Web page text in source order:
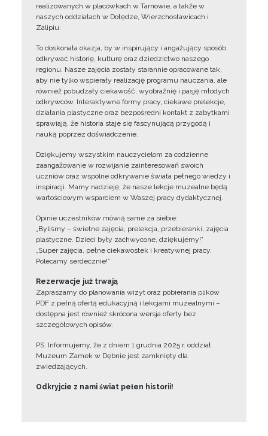
realizowanych w placówkach w Tarnowie, a także w
naszych oddziałach w Dołędze, Wierzchosławicach i
Zalipiu.
To doskonała okazja, by w inspirujący i angażujący sposób
odkrywać historię, kulturę oraz dziedzictwo naszego
regionu. Nasze zajęcia zostały starannie opracowane tak,
aby nie tylko wspierały realizację programu nauczania, ale
również pobudzały ciekawość, wyobraźnię i pasję młodych
odkrywców. Interaktywne formy pracy, ciekawe prelekcje,
działania plastyczne oraz bezpośredni kontakt z zabytkami
sprawiają, że historia staje się fascynującą przygodą i
nauką poprzez doświadczenie.
Dziękujemy wszystkim nauczycielom za codzienne
zaangażowanie w rozwijanie zainteresowań swoich
uczniów oraz wspólne odkrywanie świata pełnego wiedzy i
inspiracji. Mamy nadzieję, że nasze lekcje muzealne będą
wartościowym wsparciem w Waszej pracy dydaktycznej.
Opinie uczestników mówią same za siebie:
„Byliśmy – świetne zajęcia, prelekcja, przebieranki, zajęcia
plastyczne. Dzieci były zachwycone, dziękujemy!”
„Super zajęcia, pełne ciekawostek i kreatywnej pracy.
Polecamy serdecznie!”
Rezerwacje już trwają
Zapraszamy do planowania wizyt oraz pobierania plików
PDF z pełną ofertą edukacyjną i lekcjami muzealnymi –
dostępna jest również skrócona wersja oferty bez
szczegółowych opisów.
PS. Informujemy, że z dniem 1 grudnia 2025 r. oddział
Muzeum Zamek w Dębnie jest zamknięty dla
zwiedzających.
Odkryjcie z nami świat pełen historii!